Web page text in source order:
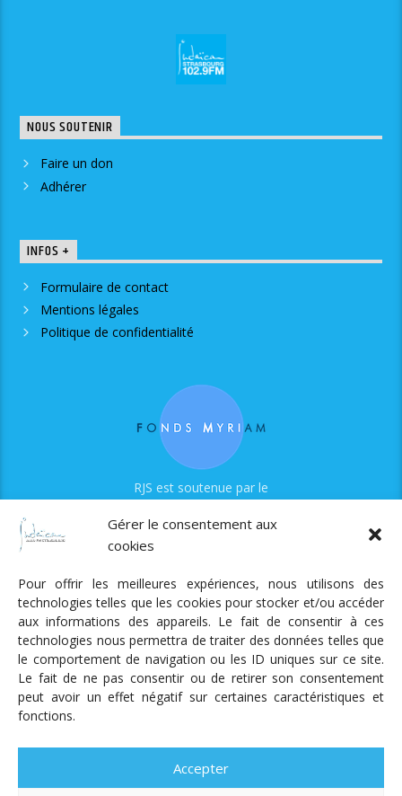
Gérer le consentement aux
cookies
Pour offrir les meilleures expériences, nous utilisons des
technologies telles que les cookies pour stocker et/ou accéder
aux informations des appareils. Le fait de consentir à ces
technologies nous permettra de traiter des données telles que
le comportement de navigation ou les ID uniques sur ce site.
Le fait de ne pas consentir ou de retirer son consentement
peut avoir un effet négatif sur certaines caractéristiques et
fonctions.
Accepter
NOUS SOUTENIR
Faire un don
Adhérer
INFOS +
Formulaire de contact
Mentions légales
Politique de confidentialité
RJS est soutenue par le
Radio Judaica Strasbourg
Tous droits réservés
RADIO JUDAÏCA
ÉMISSIONS ET GRILLE DES PROGRAMMES
PODCASTS
UN DON
ADHÉRER MENTIONS LÉGALES
RÉAL.